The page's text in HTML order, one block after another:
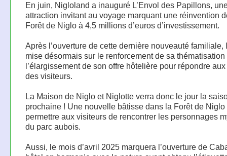
En juin, Nigloland a inauguré L’Envol des Papillons,
attraction invitant au voyage marquant une réinvention
Forêt de Niglo à 4,5 millions d’euros d’investissement.
Après l’ouverture de cette dernière nouveauté familiale,
mise désormais sur le renforcement de sa thématisation
l’élargissement de son offre hôtelière pour répondre
des visiteurs.
La Maison de Niglo et Niglotte verra donc le jour la
prochaine ! Une nouvelle bâtisse dans la Forêt de Niglo
permettre aux visiteurs de rencontrer les personnages
du parc aubois.
Aussi, le mois d’avril 2025 marquera l’ouverture de